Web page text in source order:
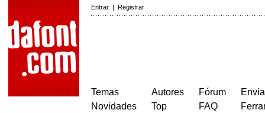
Entrar | Registrar
Temas
Novidades
Autores
Top
Fórum
FAQ